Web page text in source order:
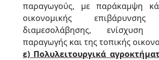
παραγωγούς, με παράκαμψη
οικονομικής
διαμεσολάβησης,
παραγωγής και της τοπικής
ε) Πολυλειτουργικά